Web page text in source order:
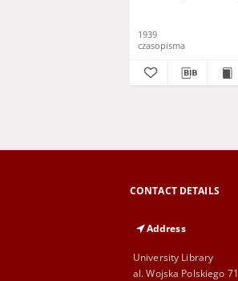
1939
czasopisma
CONTACT DETAILS
Address
University Library
al. Wojska Polskiego 71